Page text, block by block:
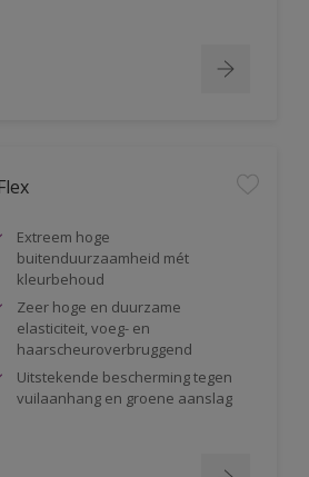
Extreem hoge
buitenduurzaamheid mét
kleurbehoud
Zeer hoge en duurzame
elasticiteit, voeg- en
haarscheuroverbruggend
Uitstekende bescherming tegen
vuilaanhang en groene aanslag